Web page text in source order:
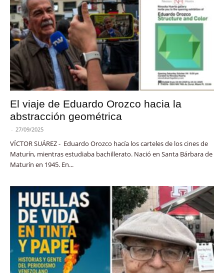
El viaje de Eduardo Orozco hacia la
abstracción geométrica
- 27/09/2025
VÍCTOR SUÁREZ - Eduardo Orozco hacía los carteles de los cines de
Maturín, mientras estudiaba bachillerato. Nació en Santa Bárbara de
Maturín en 1945. En...